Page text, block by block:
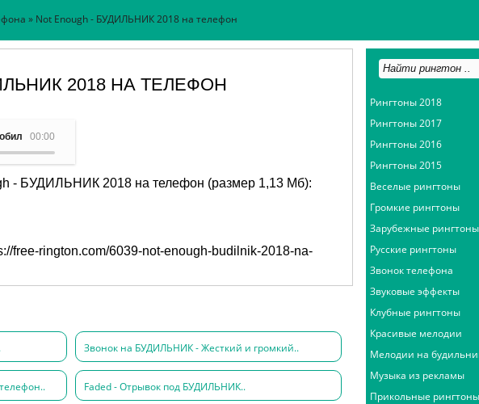
» Not Enough - БУДИЛЬНИК 2018 на телефон
2018 НА ТЕЛЕФОН
00:00- Not Enough
- БУДИЛЬНИК 2018 на телефон (размер 1,13 Мб):
free-rington.com/6039-not-enough-budilnik-2018-na-
Звонок на БУДИЛЬНИК - Жесткий и громкий..
Faded - Отрывок под БУДИЛЬНИК..
Рингтоны 2018
Рингтоны 2017
Рингтоны 2016
Рингтоны 2015
Веселые рингтоны
Громкие рингтоны
Зарубежные рингтоны
Русские рингтоны
Звонок телефона
Звуковые эффекты
Клубные рингтоны
Красивые мелодии
Мелодии на
Музыка из рекламы
Прикольные рингтоны